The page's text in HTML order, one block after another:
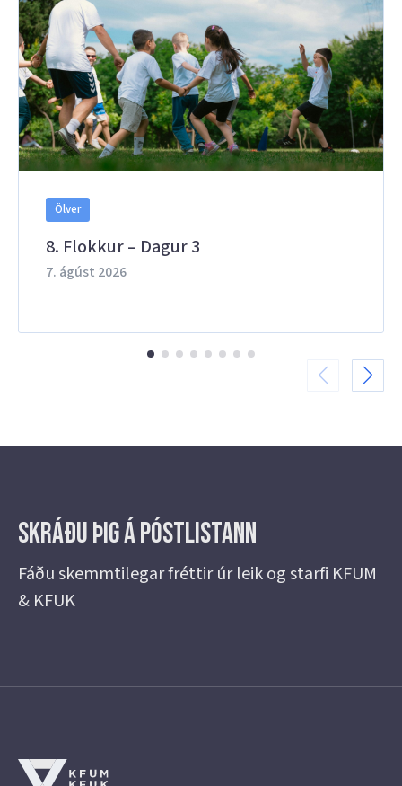
Ölver
8. Flokkur – Dagur 3
7. ágúst 2026
Skráðu þig á Póstlistann
Fáðu skemmtilegar fréttir úr leik og starfi KFUM
& KFUK